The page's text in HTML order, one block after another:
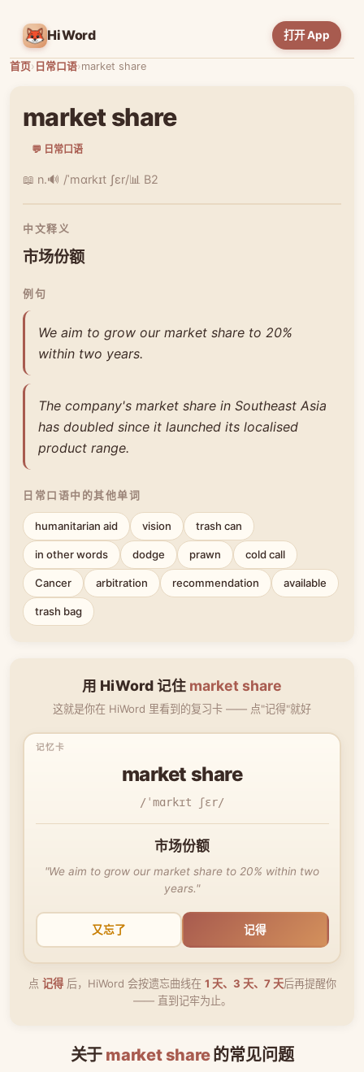
HiWord 打开 App
首页› 日常口语›market share
market share
💬 日常口语
📖 n.🔊 /ˈmɑrkɪt ʃɛr/📊 B2
中文释义
市场份额
例句
We aim to grow our market share to 20%
within two years.
The company's market share in Southeast Asia
has doubled since it launched its localised
product range.
日常口语中的其他单词
humanitarian aid vision trash can
in other words dodge prawn cold call
Cancer arbitration recommendation available
trash bag
用 HiWord 记住 market share
这就是你在 HiWord 里看到的复习卡 —— 点"记得"就好
market share
/ˈmɑrkɪt ʃɛr/
市场份额
"We aim to grow our market share to 20% within two
years."
又忘了 记得
点 记得后，HiWord 会按遗忘曲线在 1 天、3 天、7 天后再提醒你
—— 直到记牢为止。
关于 market share的常见问题